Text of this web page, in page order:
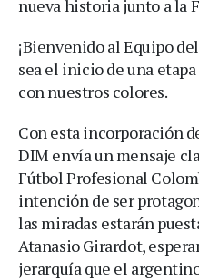
nueva historia junto a la
¡Bienvenido al Equipo
sea el inicio de una
con nuestros colores.
Con esta incorporación
DIM envía un mensaje
Fútbol Profesional
intención de ser
las miradas estarán
Atanasio Girardot,
jerarquía que el